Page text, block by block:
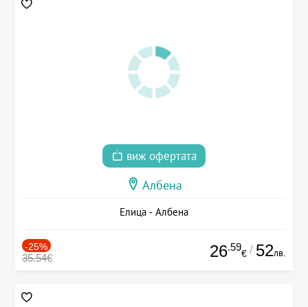
виж офертата
Албена
Елица - Албена
-25%
35.54€ 26.59
€ / 52лв.